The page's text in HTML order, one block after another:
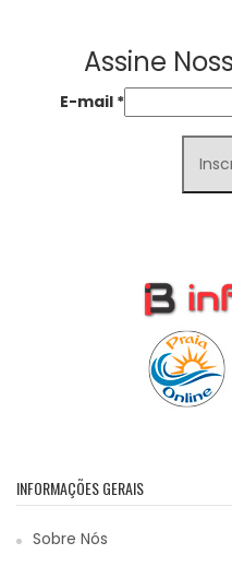
Assine
E-mail *
INFORMAÇÕES GERAIS
Sobre Nós